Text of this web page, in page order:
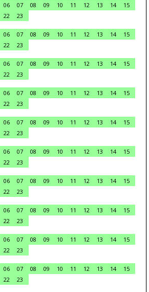
06 07 08 09 10 11 12 13 14
15
22
23
06 07 08 09 10 11 12 13 14
15
22
23
06 07 08 09 10 11 12 13 14
15
22
23
06 07 08 09 10 11 12 13 14
15
22
23
06 07 08 09 10 11 12 13 14
15
22
23
06 07 08 09 10 11 12 13 14
15
22
23
06 07 08 09 10 11 12 13 14
15
22
23
06 07 08 09 10 11 12 13 14
15
22
23
06 07 08 09 10 11 12 13 14
15
22
23
06 07 08 09 10 11 12 13 14
15
22
23